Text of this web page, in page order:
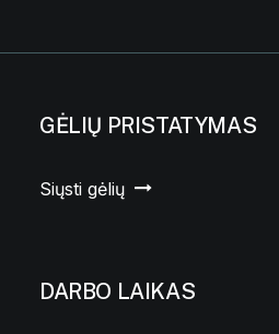
GĖLIŲ PRISTATYMAS
Siųsti gėlių
DARBO LAIKAS